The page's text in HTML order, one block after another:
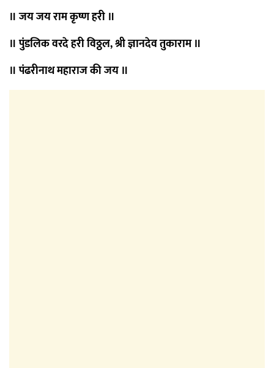
॥ जय जय राम कृष्ण हरी ॥
॥ पुंडलिक वरदे हरी विठ्ठल, श्री ज्ञानदेव तुकाराम ॥
॥ पंढरीनाथ महाराज की जय ॥